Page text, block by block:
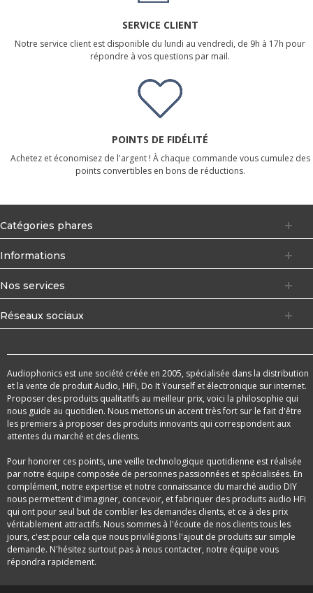
SERVICE CLIENT
Notre service client est disponible du lundi au vendredi, de 9h à 17h pour
répondre à vos questions par mail.
POINTS DE FIDÉLITÉ
Achetez et économisez de l'argent ! À chaque commande vous cumulez des
points convertibles en bons de réductions.
Catégories phares
Informations
Nos services
Réseaux sociaux
Audiophonics est une société créée en 2005, spécialisée dans la distribution
et la vente de produit Audio, HiFi, Do It Yourself et électronique sur internet.
Proposer des produits qualitatifs au meilleur prix, voici la philosophie qui
nous guide au quotidien. Nous mettons un accent très fort sur le fait d'être
les premiers à proposer des produits innovants qui correspondent aux
attentes du marché et des clients.
Pour honorer ces points, une veille technologique quotidienne est réalisée
par notre équipe composée de personnes passionnées et spécialisées. En
complément, notre expertise et notre connaissance du marché audio DIY
nous permettent d'imaginer, concevoir, et fabriquer des produits audio HFi
qui ont pour seul but de combler les demandes clients, et ce à des prix
véritablement attractifs. Nous sommes à l'écoute de nos clients tous les
jours, c'est pour cela que nous privilégions l'ajout de produits sur simple
demande. N'hésitez surtout pas à nous contacter, notre équipe vous
répondra rapidement.